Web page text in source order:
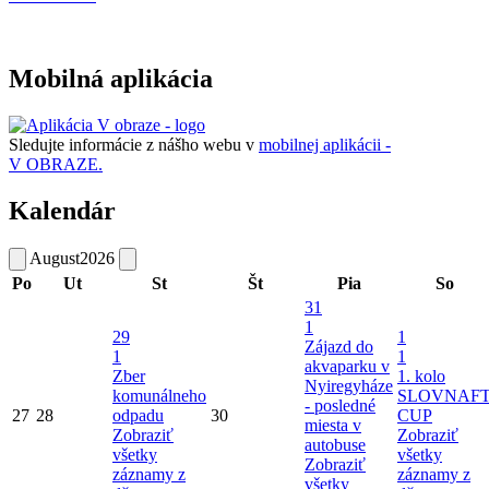
Mobilná aplikácia
Sledujte informácie z nášho webu v mobilnej aplikácii -
V OBRAZE.
Kalendár
August2026
Po
Ut St Št Pia So
27 28
29
1
Zber
komunálneho
odpadu
Zobraziť
všetky
záznamy z
30
31
1
Zájazd do
akvaparku v
Nyiregyháze
- posledné
miesta v
autobuse
Zobraziť
všetky
1
1
1. kolo
CUP
Zobraziť
všetky
záznamy z